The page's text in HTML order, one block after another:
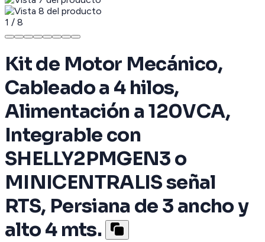
1 / 8
Kit de Motor Mecánico,
Cableado a 4 hilos,
Alimentación a 120VCA,
Integrable con
SHELLY2PMGEN3 o
MINICENTRALIS señal
RTS, Persiana de 3 ancho y
alto 4 mts.